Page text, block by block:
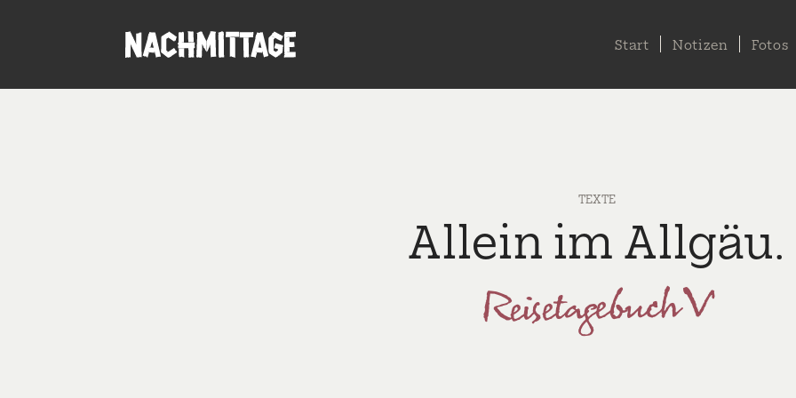
Start Notizen Fotos
TEXTE
Allein im Allgäu.
Reisetagebuch V